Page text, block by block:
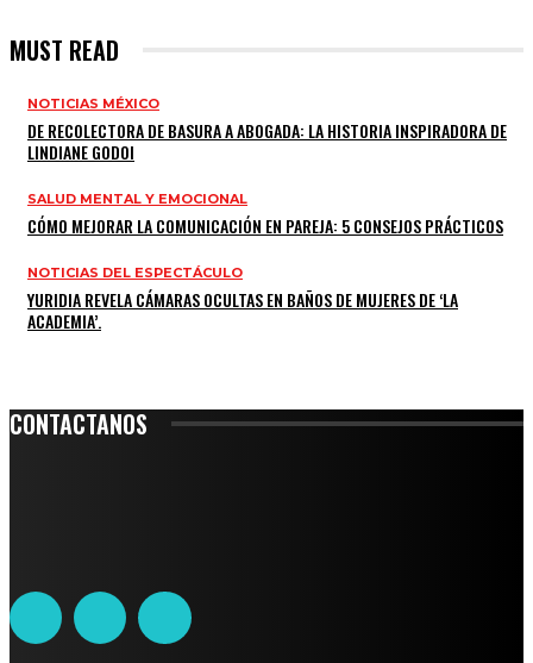
MUST READ
NOTICIAS MÉXICO
DE RECOLECTORA DE BASURA A ABOGADA: LA HISTORIA INSPIRADORA DE
LINDIANE GODOI
SALUD MENTAL Y EMOCIONAL
CÓMO MEJORAR LA COMUNICACIÓN EN PAREJA: 5 CONSEJOS PRÁCTICOS
NOTICIAS DEL ESPECTÁCULO
YURIDIA REVELA CÁMARAS OCULTAS EN BAÑOS DE MUJERES DE ‘LA
ACADEMIA’.
CONTACTANOS